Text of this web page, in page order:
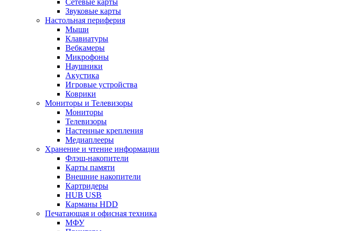
Сетевые карты
Звуковые карты
Настольная периферия
Мыши
Клавиатуры
Вебкамеры
Микрофоны
Наушники
Акустика
Игровые устройства
Коврики
Мониторы и Телевизоры
Мониторы
Телевизоры
Настенные крепления
Медиаплееры
Хранение и чтение информации
Флэш-накопители
Карты памяти
Внешние накопители
Картридеры
HUB USB
Карманы HDD
Печатающая и офисная техника
МФУ